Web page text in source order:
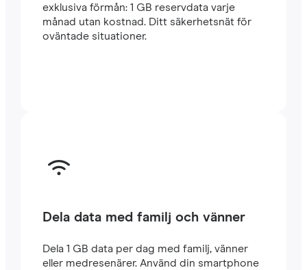
exklusiva förmån: 1 GB reservdata varje
månad utan kostnad. Ditt säkerhetsnät för
oväntade situationer.
Dela data med familj och vänner
Dela 1 GB data per dag med familj, vänner
eller medresenärer. Använd din smartphone